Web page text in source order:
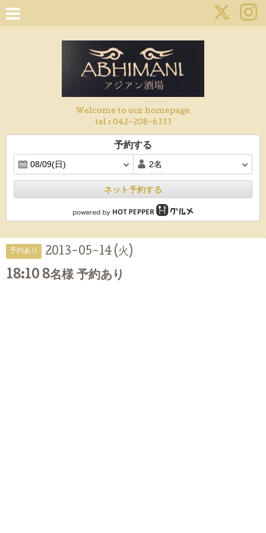
Welcome to our homepage
tel : 042-208-6333
予約する
ネット予約する
予約あり 2013-05-14 (火)
18:10 8名様 予約あり